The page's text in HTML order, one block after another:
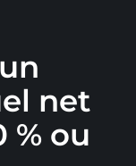
net
% ou